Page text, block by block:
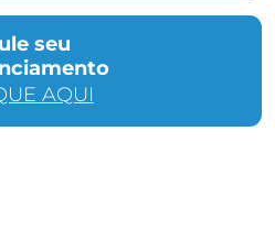
seu
AQUI